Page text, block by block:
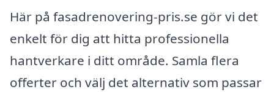
Här på fasadrenovering-pris.se gör vi det
enkelt för dig att hitta professionella
hantverkare i ditt område. Samla flera
offerter och välj det alternativ som passar